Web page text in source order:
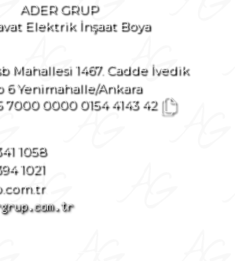
ADER GRUP
Elektrik İnşaat Boya
Mahallesi 1467. Cadde İvedik
6 Yenimahalle/Ankara
7000 0000 0154 4143 42
1058
1021